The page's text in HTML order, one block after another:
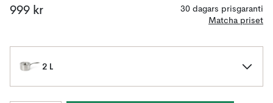
999 kr
30 dagars prisgaranti
Matcha priset
2 L